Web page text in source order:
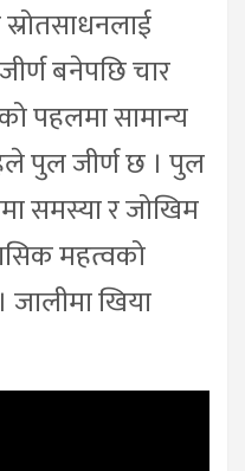
बनेपछि चार
पहलमा सामान्य
पुल जीर्ण छ । पुल
समस्या र जोखिम
महत्वको
खिया